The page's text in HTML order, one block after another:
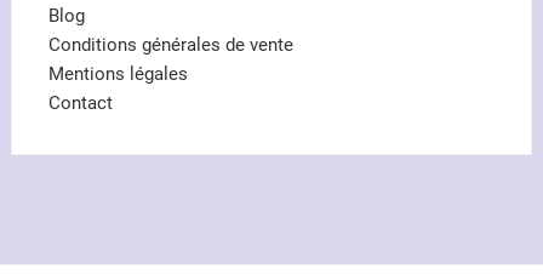
Blog
Conditions générales de vente
Mentions légales
Contact